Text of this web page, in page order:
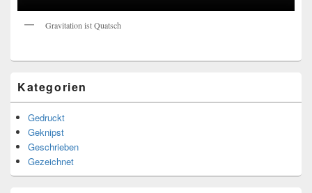
Gravitation ist Quatsch
Kategorien
Gedruckt
Geknipst
Geschrieben
Gezeichnet